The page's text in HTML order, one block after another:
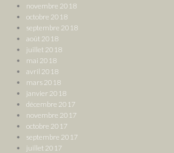
novembre 2018
octobre 2018
septembre 2018
août 2018
juillet 2018
mai 2018
avril 2018
mars 2018
janvier 2018
décembre 2017
novembre 2017
octobre 2017
septembre 2017
juillet 2017